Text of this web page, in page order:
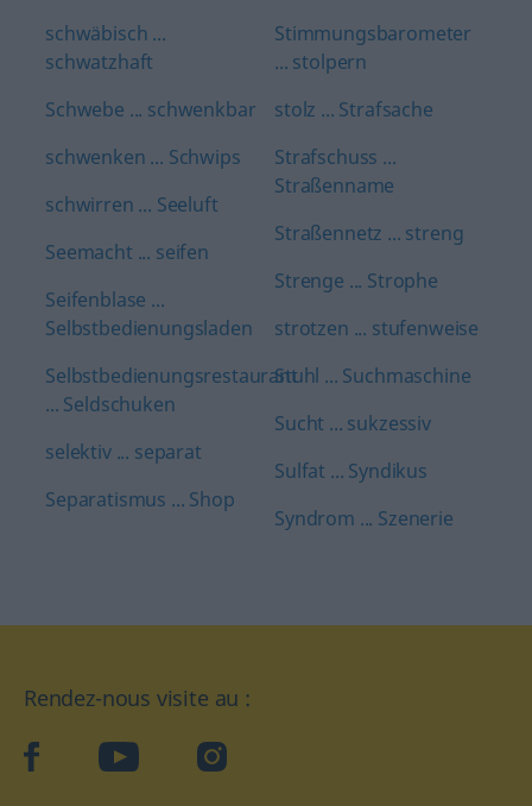
schwäbisch ...
schwatzhaft
Schwebe ... schwenkbar
schwenken ... Schwips
schwirren ... Seeluft
Seemacht ... seifen
Seifenblase ...
Selbstbedienungsladen
Selbstbedienungsrestaurant
... Seldschuken
selektiv ... separat
Separatismus ... Shop
Stimmungsbarometer
... stolpern
stolz ... Strafsache
Strafschuss ...
Straßenname
Straßennetz ... streng
Strenge ... Strophe
strotzen ... stufenweise
Stuhl ... Suchmaschine
Sucht ... sukzessiv
Sulfat ... Syndikus
Syndrom ... Szenerie
Rendez-nous visite au :
facebookYouTube Instagram